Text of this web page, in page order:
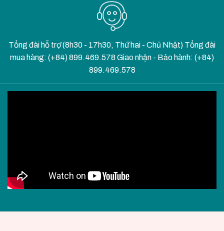
Tổng đài hỗ trợ (8h30 - 17h30, Thứ hai - Chủ Nhật) Tổng đài
mua hàng: (+84) 899.469.578 Giao nhận - Bảo hành: (+84)
899.469.578